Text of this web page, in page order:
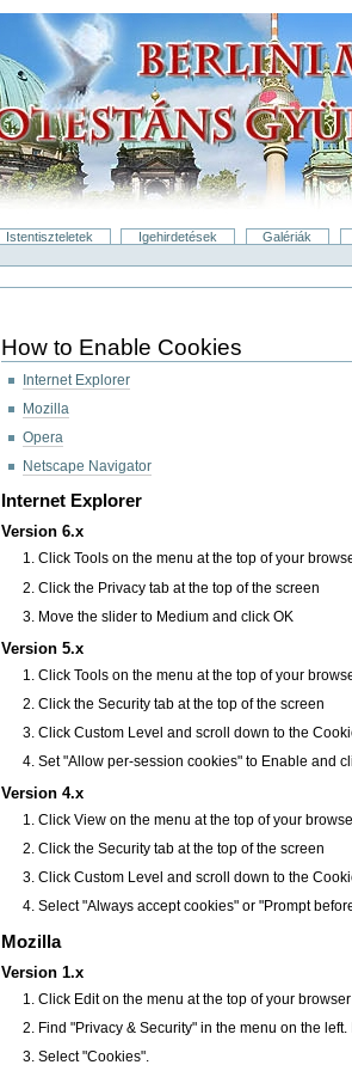
Istentiszteletek Igehirdetések Galériák
How to Enable Cookies
Internet Explorer
Mozilla
Opera
Netscape Navigator
Internet Explorer
Version 6.x
Click Tools on the menu at the top of your
Click the Privacy tab at the top of the screen
Move the slider to Medium and click OK
Version 5.x
Click Tools on the menu at the top of your
Click the Security tab at the top of the screen
Click Custom Level and scroll down to the
Set "Allow per-session cookies" to Enable and
Version 4.x
Click View on the menu at the top of your
Click the Security tab at the top of the screen
Click Custom Level and scroll down to the
Select "Always accept cookies" or "Prompt
Mozilla
Version 1.x
Click Edit on the menu at the top of your
Find "Privacy & Security" in the menu on the
Select "Cookies".